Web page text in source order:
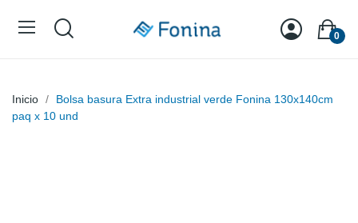
0
Inicio
Bolsa basura Extra industrial verde Fonina 130x140cm
paq x 10 und